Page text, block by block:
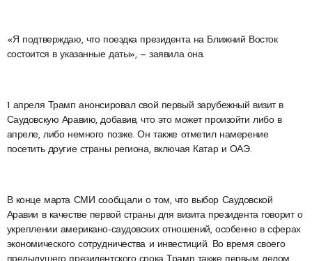
«Я подтверждаю, что поездка президента на Ближний Восток
состоится в указанные даты», — заявила она.
1 апреля Трамп анонсировал свой первый зарубежный визит в
Саудовскую Аравию, добавив, что это может произойти либо в
апреле, либо немного позже. Он также отметил намерение
посетить другие страны региона, включая Катар и ОАЭ.
В конце марта СМИ сообщали о том, что выбор Саудовской
Аравии в качестве первой страны для визита президента говорит о
укреплении американо-саудовских отношений, особенно в сферах
экономического сотрудничества и инвестиций. Во время своего